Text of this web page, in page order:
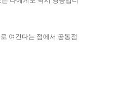
여긴다는 점에서 공통점